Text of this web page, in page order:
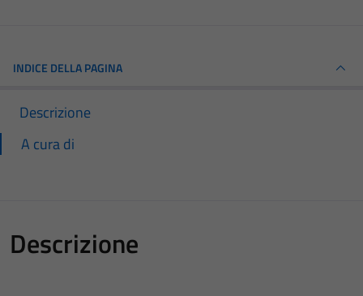
INDICE DELLA PAGINA
Descrizione
A cura di
Descrizione